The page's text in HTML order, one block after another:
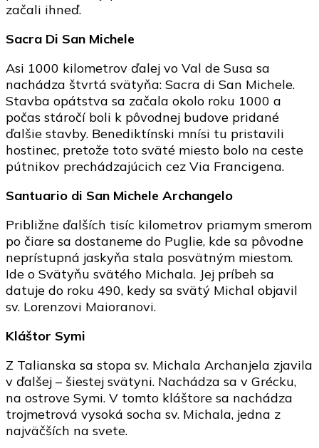
začali ihneď.
Sacra Di San Michele
Asi 1000 kilometrov ďalej vo Val de Susa sa
nachádza štvrtá svätyňa: Sacra di San Michele.
Stavba opátstva sa začala okolo roku 1000 a
počas stáročí boli k pôvodnej budove pridané
ďalšie stavby. Benediktínski mnísi tu pristavili
hostinec, pretože toto sväté miesto bolo na ceste
pútnikov prechádzajúcich cez Via Francigena.
Santuario di San Michele Archangelo
Približne ďalších tisíc kilometrov priamym smerom
po čiare sa dostaneme do Puglie, kde sa pôvodne
neprístupná jaskyňa stala posvätným miestom.
Ide o Svätyňu svätého Michala. Jej príbeh sa
datuje do roku 490, kedy sa svätý Michal objavil
sv. Lorenzovi Maioranovi.
Kláštor Symi
Z Talianska sa stopa sv. Michala Archanjela zjavila
v ďalšej – šiestej svätyni. Nachádza sa v Grécku,
na ostrove Symi. V tomto kláštore sa nachádza
trojmetrová vysoká socha sv. Michala, jedna z
najväčších na svete.